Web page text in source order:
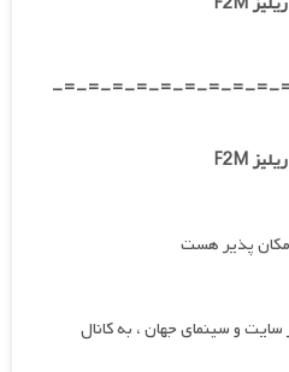
-=-=-=-=-=-=-=-=-=-
و سینمای جهان ، به کانال